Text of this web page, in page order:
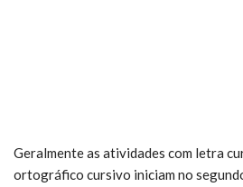
Geralmente as atividades com letra
ortográfico cursivo iniciam no